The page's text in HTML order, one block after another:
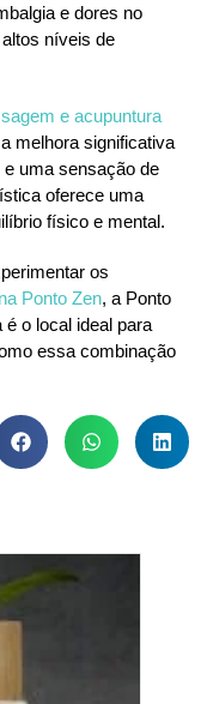
e dores no
níveis de
e acupuntura
melhora significativa
uma sensação de
oferece uma
físico e mental.
os
Ponto Zen, a Ponto
o local ideal para
essa combinação